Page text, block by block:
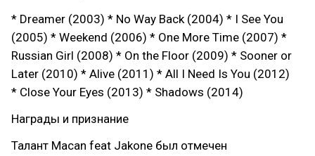
* Dreamer (2003) * No Way Back (2004) * I See You
(2005) * Weekend (2006) * One More Time (2007) *
Russian Girl (2008) * On the Floor (2009) * Sooner or
Later (2010) * Alive (2011) * All I Need Is You (2012)
* Close Your Eyes (2013) * Shadows (2014)
Награды и признание
Талант Macan feat Jakone был отмечен